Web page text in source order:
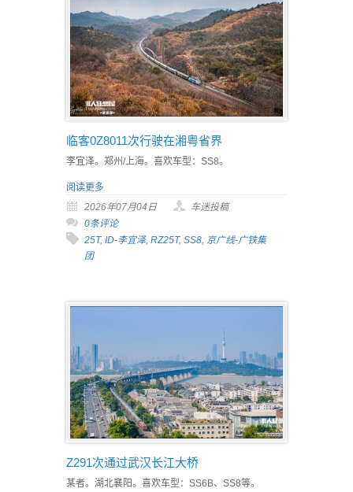
临客0Z8011次行驶在湘粤省界
李宜泽。郑州/上海。喜欢车型：SS8。
阅读更多
2026年07月04日
车迷投稿
0条评论
25T, ID-李宜泽, RZ25T, SS8, 京广线-广铁集
团
Z291次通过武汉长江大桥
某者。湖北襄阳。喜欢车型：SS6B、SS8等。